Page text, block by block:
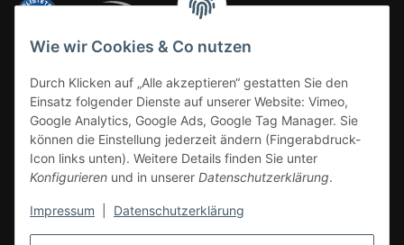
Wie wir Cookies & Co nutzen
Durch Klicken auf „Alle akzeptieren“ gestatten Sie den
Einsatz folgender Dienste auf unserer Website: Vimeo,
Google Analytics, Google Ads, Google Tag Manager. Sie
können die Einstellung jederzeit ändern (Fingerabdruck-
Icon links unten). Weitere Details finden Sie unter
Konfigurieren und in unserer Datenschutzerklärung.
Impressum Datenschutzerklärung